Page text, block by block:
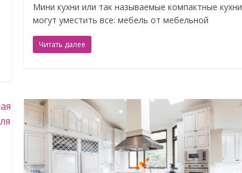
Мини кухни или так называемые компактные кухни
могут уместить все: мебель от мебельной
Читать далее